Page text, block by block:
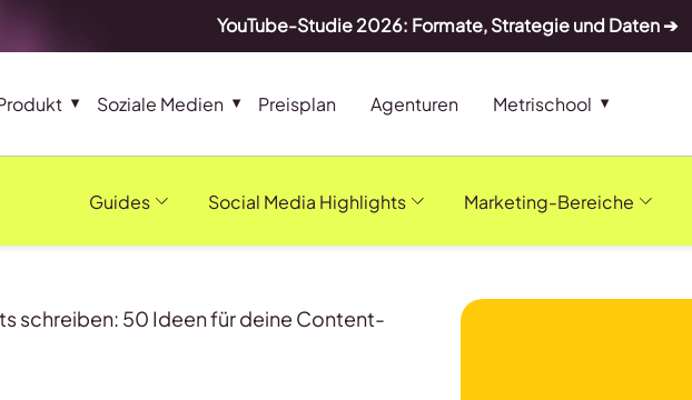
YouTube-Studie 2026: Formate, Strategie und Daten ➔
Soziale Medien Preisplan Agenturen Metrischool
Guides Social Media Highlights Marketing-Bereiche
schreiben: 50 Ideen für deine Content-